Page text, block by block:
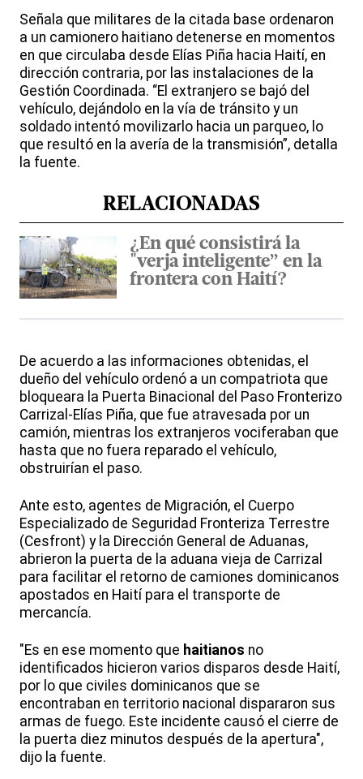
Señala que militares de la citada base ordenaron
a un camionero haitiano detenerse en momentos
en que circulaba desde Elías Piña hacia Haití, en
dirección contraria, por las instalaciones de la
Gestión Coordinada. “El extranjero se bajó del
vehículo, dejándolo en la vía de tránsito y un
soldado intentó movilizarlo hacia un parqueo, lo
que resultó en la avería de la transmisión”, detalla
la fuente.
RELACIONADAS
¿En qué consistirá la
"verja inteligente” en la
frontera con Haití?
De acuerdo a las informaciones obtenidas, el
dueño del vehículo ordenó a un compatriota que
bloqueara la Puerta Binacional del Paso Fronterizo
Carrizal-Elías Piña, que fue atravesada por un
camión, mientras los extranjeros vociferaban que
hasta que no fuera reparado el vehículo,
obstruirían el paso.
Ante esto, agentes de Migración, el Cuerpo
Especializado de Seguridad Fronteriza Terrestre
(Cesfront) y la Dirección General de Aduanas,
abrieron la puerta de la aduana vieja de Carrizal
para facilitar el retorno de camiones dominicanos
apostados en Haití para el transporte de
mercancía.
"Es en ese momento que haitianos no
identificados hicieron varios disparos desde Haití,
por lo que civiles dominicanos que se
encontraban en territorio nacional dispararon sus
armas de fuego. Este incidente causó el cierre de
la puerta diez minutos después de la apertura",
dijo la fuente.